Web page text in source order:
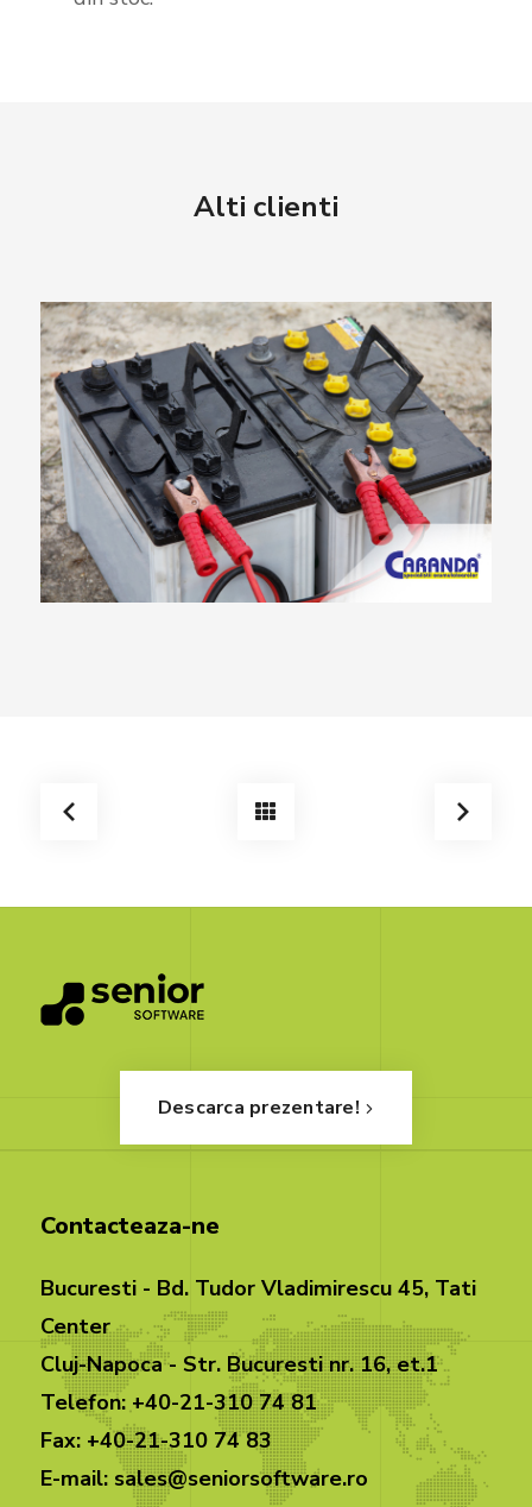
Alti clienti
Descarca prezentare!
Contacteaza-ne
Bucuresti - Bd. Tudor Vladimirescu 45, Tati
Center
Cluj-Napoca - Str. Bucuresti nr. 16, et.1
Telefon: +40-21-310 74 81
Fax: +40-21-310 74 83
E-mail: sales@seniorsoftware.ro